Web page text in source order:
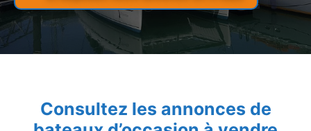
Consultez les annonces de